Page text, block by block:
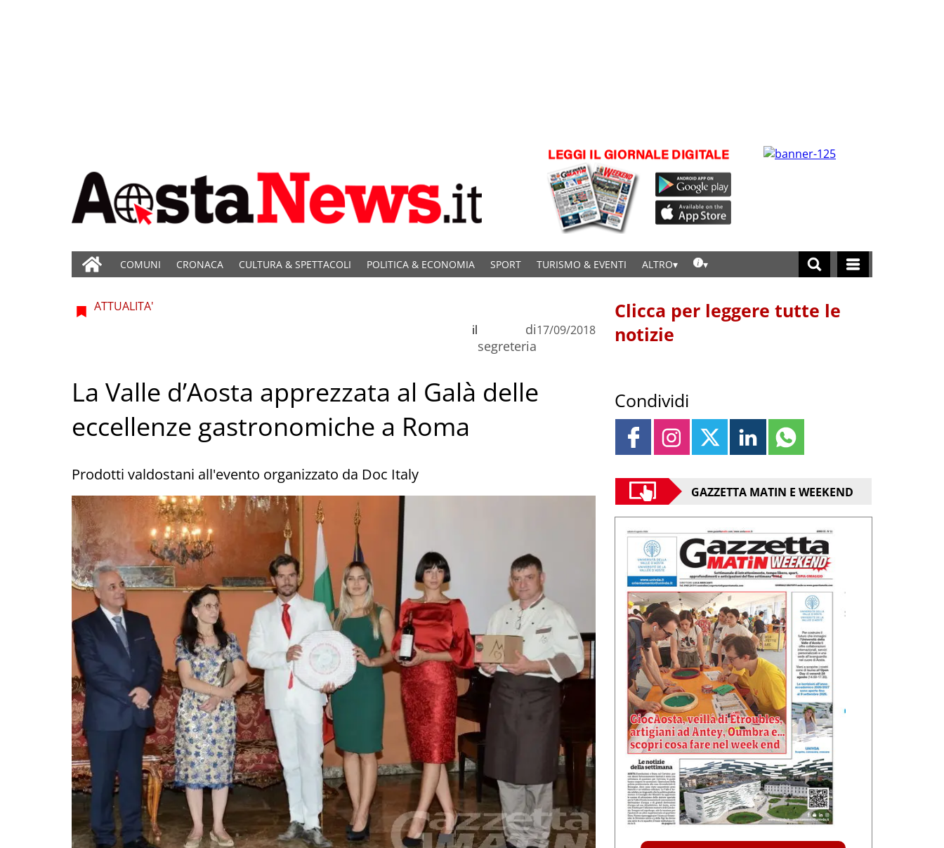
COMUNI CRONACA CULTURA & SPETTACOLI POLITICA & ECONOMIA SPORT TURISMO & EVENTI ALTRO
ATTUALITA'
di
segreteria
il 17/09/2018
La Valle d’Aosta apprezzata al Galà delle
eccellenze gastronomiche a Roma
Prodotti valdostani all'evento organizzato da Doc Italy
Clicca per leggere tutte le
notizie
Condividi
GAZZETTA MATIN E WEEKEND